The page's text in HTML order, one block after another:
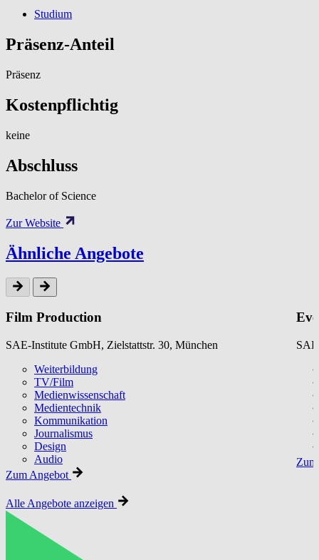
Studium
Präsenz-Anteil
Präsenz
Kostenpflichtig
keine
Abschluss
Bachelor of Science
Zur Website
Ähnliche Angebote
Film Production
SAE-Institute GmbH, Zielstattstr. 30, München
Weiterbildung
TV/Film
Medienwissenschaft
Medientechnik
Kommunikation
Journalismus
Design
Audio
Zum Angebot
Alle Angebote anzeigen